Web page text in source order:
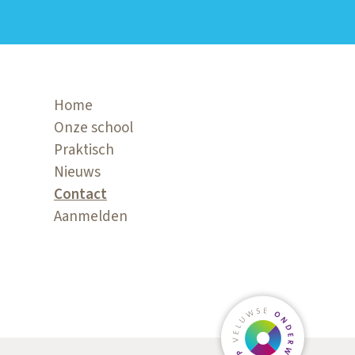
Home
Onze school
Praktisch
Nieuws
Contact
Aanmelden
Ga naar